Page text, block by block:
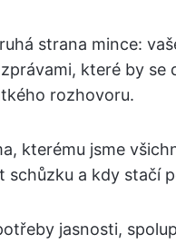
strana mince:
které by se
rozhovoru.
kterému jsme
schůzku a kdy stačí
jasnosti,